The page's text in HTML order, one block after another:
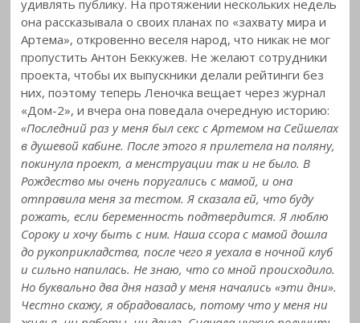
удивлять публику. На протяжении нескольких недель
она рассказывала о своих планах по «захвату мира и
Артема», откровенно веселя народ, что никак не мог
пропустить Антон Беккужев. Не желают сотрудники
проекта, чтобы их выпускники делали рейтинги без
них, поэтому теперь Леночка вещает через журнал
«Дом-2», и вчера она поведала очередную историю:
«Последний раз у меня был секс с Артемом на Сейшелах
в душевой кабине. После этого я прилетела на поляну,
покинула проект, а менструации так и не было. В
Рождество мы очень поругались с мамой, и она
отправила меня за тестом. Я сказала ей, что буду
рожать, если беременность подтвердится. Я люблю
Сороку и хочу быть с ним. Наша ссора с мамой дошла
до рукоприкладства, после чего я уехала в ночной клуб
и сильно напилась. Не знаю, что со мной происходило.
Но буквально два дня назад у меня начались «эти дни».
Честно скажу, я обрадовалась, потому что у меня ни